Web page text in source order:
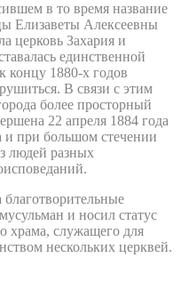
в то время название
Елизаветы Алексеевны
церковь Захария и
единственной
концу 1880-х годов
В связи с этим
более просторный
22 апреля 1884 года
и при большом стечении
людей разных
и носил статус
храма, служащего для
нескольких церквей.